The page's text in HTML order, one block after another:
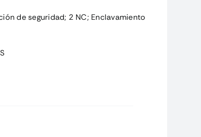
de seguridad; 2 NC; Enclavamiento